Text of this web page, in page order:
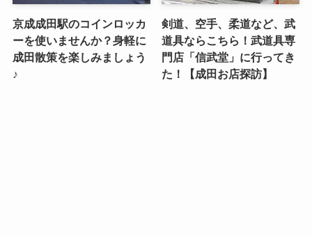
京成成田駅のコインロッカ
ーを使いませんか？身軽に
成田散策を楽しみましょう
♪
剣道、空手、柔道など、武
道具ならこちら！武道具専
門店「信武堂」に行ってき
た！【成田お店探訪】